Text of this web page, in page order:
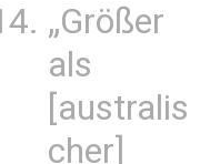
„Größer
als
[australis
cher]